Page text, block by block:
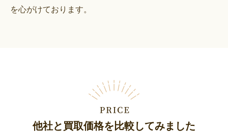
を心がけております。
他社と買取価格を比較してみました